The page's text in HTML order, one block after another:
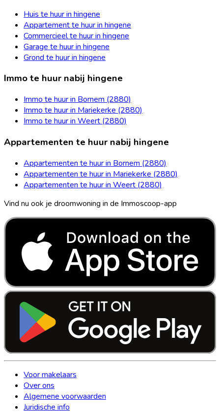
Huis te huur in hingene
Appartement te huur in hingene
Commercieel te huur in hingene
Garage te huur in hingene
Grond te huur in hingene
Immo te huur nabij hingene
Immo te huur in Bornem (2880)
Immo te huur in Mariekerke (2880)
Immo te huur in Weert (2880)
Appartementen te huur nabij hingene
Appartementen te huur in Bornem (2880)
Appartementen te huur in Mariekerke (2880)
Appartementen te huur in Weert (2880)
Vind nu ook je droomwoning in de Immoscoop-app
Voor makelaars
Over ons
Algemene voorwaarden
Juridische info